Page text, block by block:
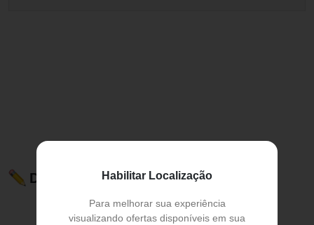
Habilitar Localização
Para melhorar sua experiência
visualizando ofertas disponíveis em sua
Descrição do Produto